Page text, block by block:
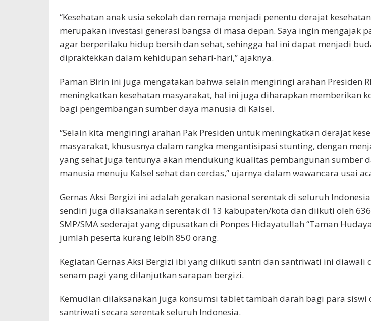
“Kesehatan anak usia sekolah dan remaja menjadi penentu derajat
merupakan investasi generasi bangsa di masa depan. Saya ingin mengajak
agar berperilaku hidup bersih dan sehat, sehingga hal ini dapat menjadi
dipraktekkan dalam kehidupan sehari-hari,” ajaknya.
Paman Birin ini juga mengatakan bahwa selain mengiringi arahan Presiden
meningkatkan kesehatan masyarakat, hal ini juga diharapkan memberikan
bagi pengembangan sumber daya manusia di Kalsel.
“Selain kita mengiringi arahan Pak Presiden untuk meningkatkan derajat
masyarakat, khususnya dalam rangka mengantisipasi stunting, dengan
yang sehat juga tentunya akan mendukung kualitas pembangunan sumber
manusia menuju Kalsel sehat dan cerdas,” ujarnya dalam wawancara usai
Gernas Aksi Bergizi ini adalah gerakan nasional serentak di seluruh
sendiri juga dilaksanakan serentak di 13 kabupaten/kota dan diikuti oleh
SMP/SMA sederajat yang dipusatkan di Ponpes Hidayatullah “Taman
jumlah peserta kurang lebih 850 orang.
Kegiatan Gernas Aksi Bergizi ibi yang diikuti santri dan santriwati ini diawali
senam pagi yang dilanjutkan sarapan bergizi.
Kemudian dilaksanakan juga konsumsi tablet tambah darah bagi para siswi
santriwati secara serentak seluruh Indonesia.